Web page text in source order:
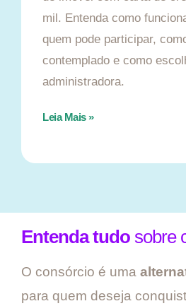
mil. Entenda como
quem pode participar,
contemplado e como
administradora.
Leia Mais »
Entenda tudo sobre
O consórcio é uma
para quem deseja